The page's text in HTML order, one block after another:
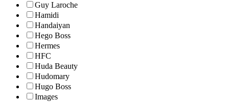
Guy Laroche
Hamidi
Handaiyan
Hego Boss
Hermes
HFC
Huda Beauty
Hudomary
Hugo Boss
Images